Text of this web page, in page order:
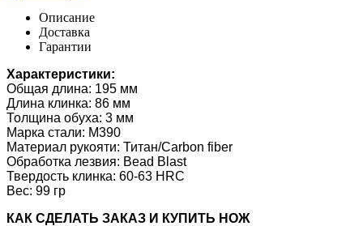
Описание
Доставка
Гарантии
Характеристики:
Общая длина: 195 мм
Длина клинка: 86 мм
Толщина обуха: 3 мм
Марка стали: M390
Материал рукояти: Титан/Carbon fiber
Обработка лезвия: Bead Blast
Твердость клинка: 60-63 HRC
Вес: 99 гр
КАК CДЕЛАТЬ ЗАКАЗ И КУПИТЬ НОЖ